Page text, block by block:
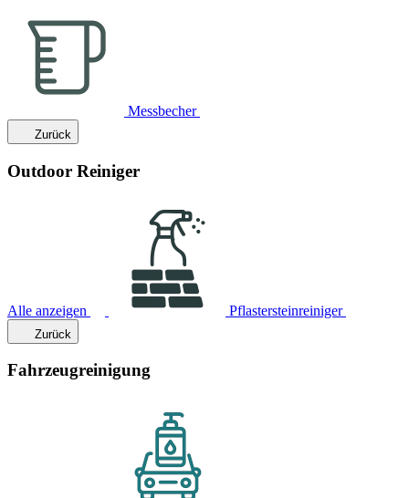
Messbecher
Zurück
Outdoor Reiniger
Alle anzeigen Pflastersteinreiniger
Zurück
Fahrzeugreinigung